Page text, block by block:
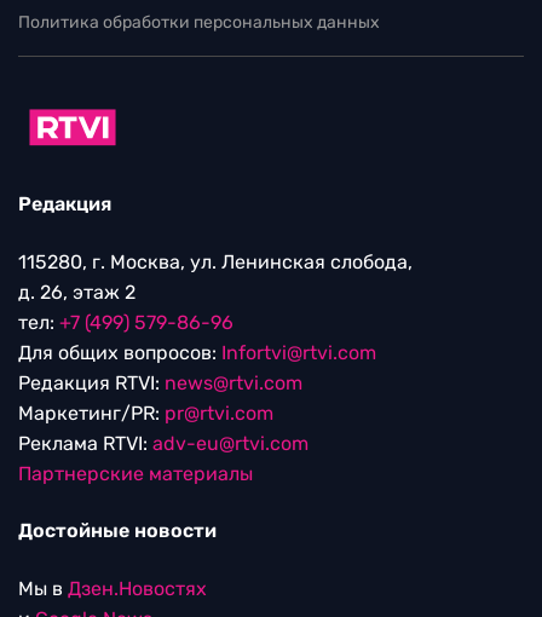
Политика обработки персональных данных
Редакция
115280, г. Москва, ул. Ленинская слобода,
д. 26, этаж 2
тел: +7 (499) 579-86-96
Для общих вопросов: Infortvi@rtvi.com
Редакция RTVI: news@rtvi.com
Маркетинг/PR: pr@rtvi.com
Реклама RTVI: adv-eu@rtvi.com
Партнерские материалы
Достойные новости
Мы в Дзен.Новостях